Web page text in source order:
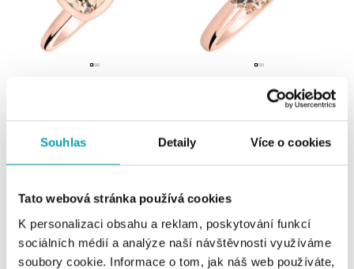
Souhlas Detaily Více o cookies
Tato webová stránka používá cookies
K personalizaci obsahu a reklam, poskytování funkcí
sociálních médií a analýze naší návštěvnosti využíváme
soubory cookie. Informace o tom, jak náš web používáte,
od 852 €
Prsteň s morganitom Bonbon
od 747 €